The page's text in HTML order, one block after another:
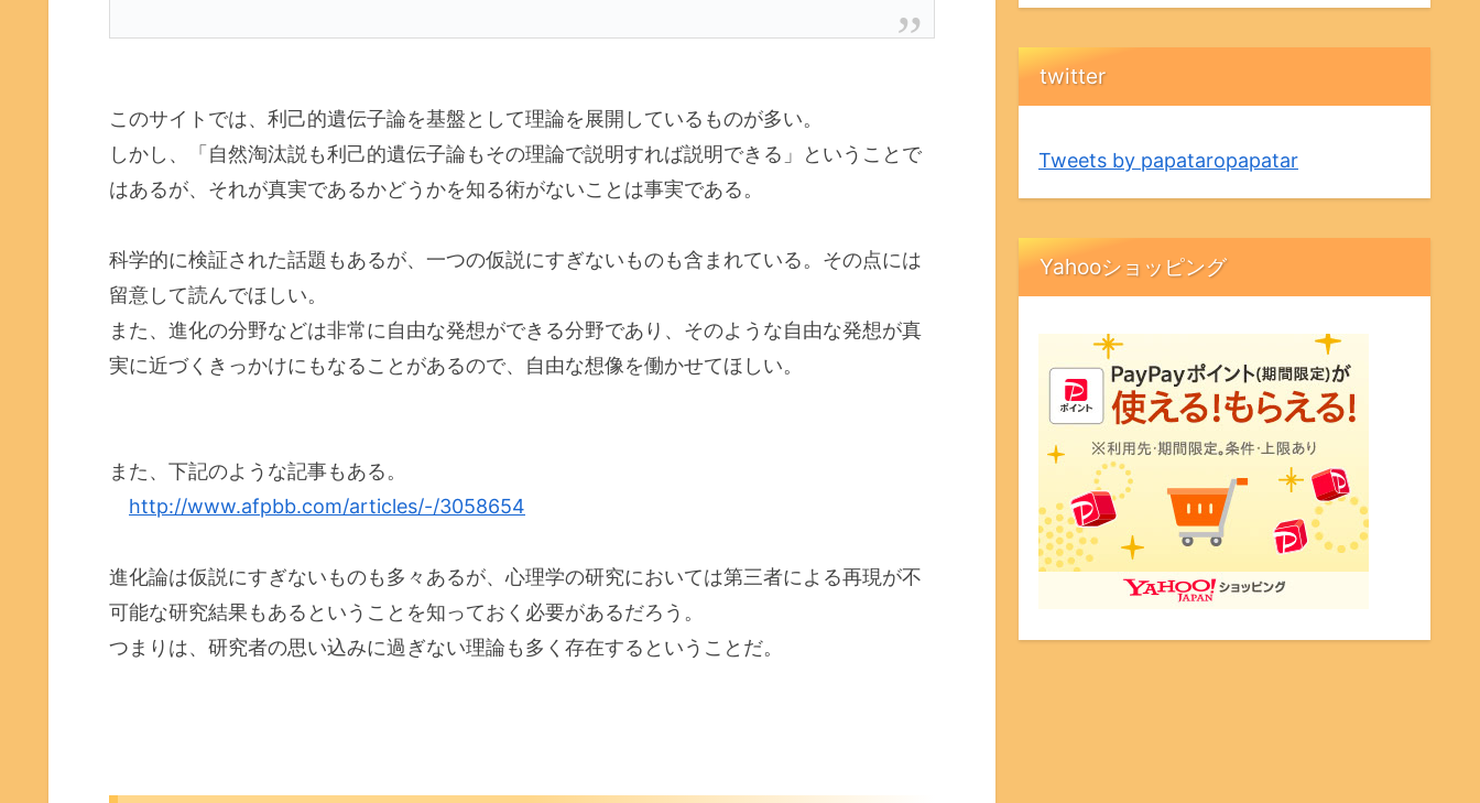
このサイトでは、利己的遺伝子論を基盤として理論を展開しているものが多い。
しかし、「自然淘汰説も利己的遺伝子論もその理論で説明すれば説明できる」ということで
はあるが、それが真実であるかどうかを知る術がないことは事実である。
科学的に検証された話題もあるが、一つの仮説にすぎないものも含まれている。その点には
留意して読んでほしい。
また、進化の分野などは非常に自由な発想ができる分野であり、そのような自由な発想が真
実に近づくきっかけにもなることがあるので、自由な想像を働かせてほしい。
また、下記のような記事もある。
http://www.afpbb.com/articles/-/3058654
進化論は仮説にすぎないものも多々あるが、心理学の研究においては第三者による再現が不
可能な研究結果もあるということを知っておく必要があるだろう。
つまりは、研究者の思い込みに過ぎない理論も多く存在するということだ。
twitter
Tweets by papataropapatar
Yahooショッピング